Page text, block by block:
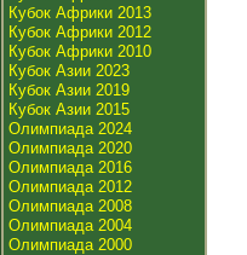
Кубок Африки 2013
Кубок Африки 2012
Кубок Африки 2010
Кубок Азии 2023
Кубок Азии 2019
Кубок Азии 2015
Олимпиада 2024
Олимпиада 2020
Олимпиада 2016
Олимпиада 2012
Олимпиада 2008
Олимпиада 2004
Олимпиада 2000